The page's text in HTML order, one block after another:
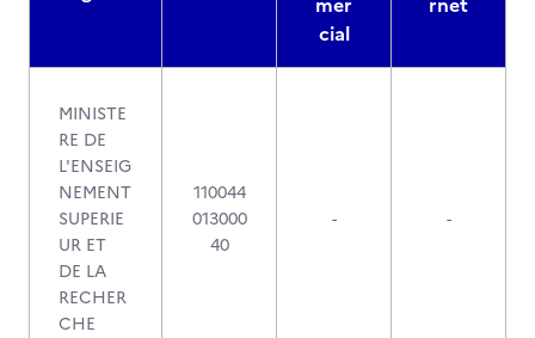
cial
MINISTE
RE DE
L'ENSEIG
NEMENT
SUPERIE
UR ET
DE LA
RECHER
CHE
110044
013000
40
- -